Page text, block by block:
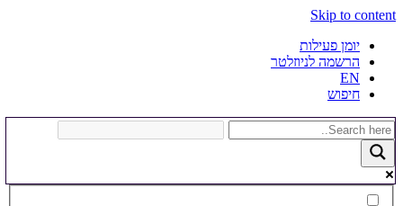
Skip to content
יומן פעילות
הרשמה לניוזלטר
EN
חיפוש